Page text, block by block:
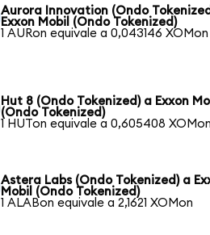
Aurora Innovation (Ondo
Exxon Mobil (Ondo Tokenized)
1 AURon equivale a 0,043146 XOMon
Hut 8 (Ondo Tokenized) a Exxon
(Ondo Tokenized)
1 HUTon equivale a 0,605408 XOMon
Astera Labs (Ondo Tokenized) a
Mobil (Ondo Tokenized)
1 ALABon equivale a 2,1621 XOMon